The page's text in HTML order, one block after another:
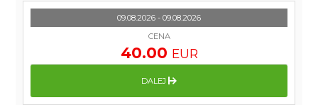
09.08.2026 - 09.08.2026
CENA
40.00 EUR
DALEJ